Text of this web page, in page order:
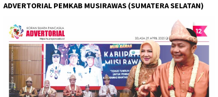
ADVERTORIAL PEMKAB MUSIRAWAS (SUMATERA SELATAN)